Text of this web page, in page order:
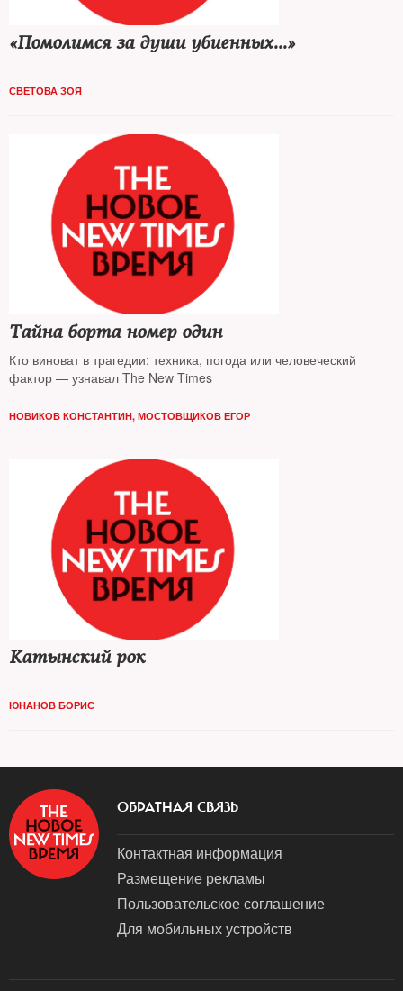
«Помолимся за души убиенных...»
СВЕТОВА ЗОЯ
Тайна борта номер один
Кто виноват в трагедии: техника, погода или человеческий
фактор — узнавал The New Times
НОВИКОВ КОНСТАНТИН, МОСТОВЩИКОВ ЕГОР
Катынский рок
ЮНАНОВ БОРИС
ОБРАТНАЯ СВЯЗЬ
Контактная информация
Размещение рекламы
Пользовательское соглашение
Для мобильных устройств